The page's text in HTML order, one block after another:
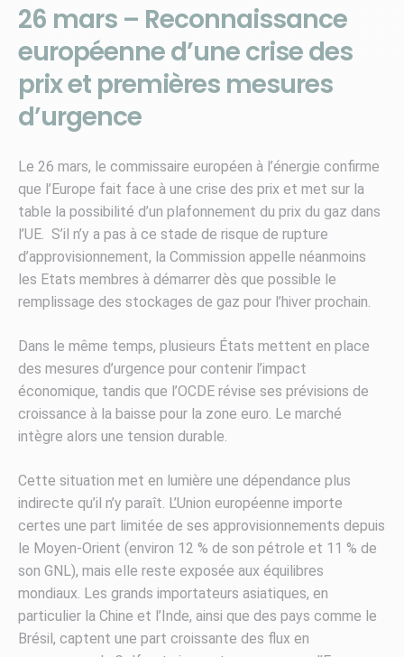
26 mars – Reconnaissance
européenne d’une crise des
prix et premières mesures
d’urgence
Le 26 mars, le commissaire européen à l’énergie confirme
que l’Europe fait face à une crise des prix et met sur la
table la possibilité d’un plafonnement du prix du gaz dans
l’UE. S’il n’y a pas à ce stade de risque de rupture
d’approvisionnement, la Commission appelle néanmoins
les Etats membres à démarrer dès que possible le
remplissage des stockages de gaz pour l’hiver prochain.
Dans le même temps, plusieurs États mettent en place
des mesures d’urgence pour contenir l’impact
économique, tandis que l’OCDE révise ses prévisions de
croissance à la baisse pour la zone euro. Le marché
intègre alors une tension durable.
Cette situation met en lumière une dépendance plus
indirecte qu’il n’y paraît. L’Union européenne importe
certes une part limitée de ses approvisionnements depuis
le Moyen-Orient (environ 12 % de son pétrole et 11 % de
son GNL), mais elle reste exposée aux équilibres
mondiaux. Les grands importateurs asiatiques, en
particulier la Chine et l’Inde, ainsi que des pays comme le
Brésil, captent une part croissante des flux en